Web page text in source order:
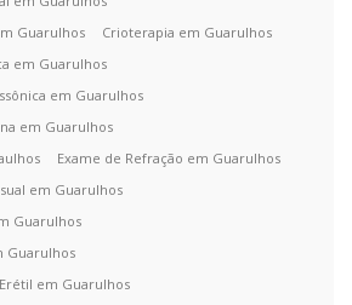
Guarulhos
Crioterapia em Guarulhos
em Guarulhos
em Guarulhos
em Guarulhos
Exame de Refração em Guarulhos
em Guarulhos
Guarulhos
Guarulhos
em Guarulhos